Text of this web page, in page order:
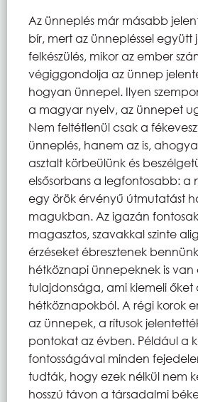
Az ünneplés már másabb
bír, mert az ünnepléssel együtt
felkészülés, mikor az ember
végiggondolja az ünnep
hogyan ünnepel. Ilyen
a magyar nyelv, az ünnepet
Nem feltétlenül csak a
ünneplés, hanem az is,
asztalt körbeülünk és
elsősorbans a legfontosabb: a
egy örök érvényű útmutatást
magukban. Az igazán
magasztos, szavakkal szinte
érzéseket ébresztenek
hétköznapi ünnepeknek is
tulajdonsága, ami kiemeli őket
hétköznapokból. A régi korok
az ünnepek, a rítusok
pontokat az évben. Például a
fontosságával minden
tudták, hogy ezek nélkül nem
hosszú távon a társadalmi